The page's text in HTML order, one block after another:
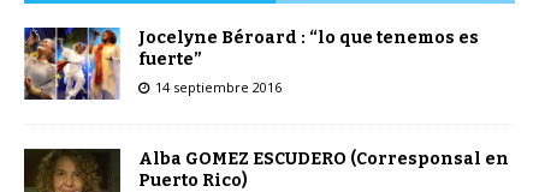
Jocelyne Béroard : “lo que tenemos es
fuerte”
14 septiembre 2016
Alba GOMEZ ESCUDERO (Corresponsal en
Puerto Rico)